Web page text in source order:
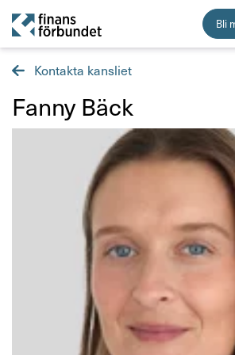
Bli
Om
Så hanterar vi dina
Kontakta kansliet
Fanny Bäck